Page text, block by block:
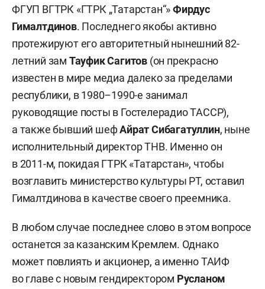
ФГУП ВГТРК «ГТРК „Татарстан“»Фирдус
Гималтдинов. Последнего якобы активно
протежируют его авторитетный нынешний 82-
летний зам Тауфик Сагитов (он прекрасно
известен в мире медиа далеко за пределами
республики, в 1980–1990-е занимал
руководящие посты в Гостелерадио ТАССР),
а также бывший шефАйрат Сибагатуллин, ныне
исполнительный директор ТНВ. Именно он
в 2011-м, покидая ГТРК «Татарстан», чтобы
возглавить министерство культуры РТ, оставил
Гималтдинова в качестве своего преемника.
В любом случае последнее слово в этом вопросе
останется за казанским Кремлем. Однако
может повлиять и акционер, а именно ТАИФ
во главе с новым гендиректором Русланом